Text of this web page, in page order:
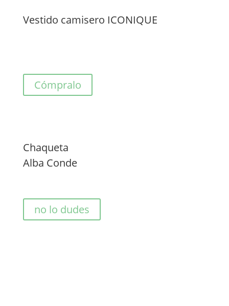
Vestido camisero ICONIQUE
Cómpralo
Chaqueta
Alba Conde
no lo dudes